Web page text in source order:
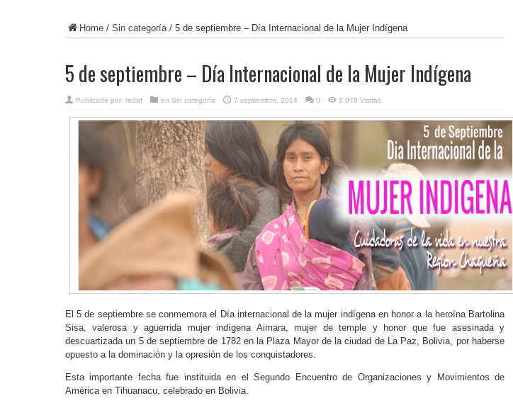
Home / Sin categoría/ 5 de septiembre – Día Internacional de la Mujer Indígena
5 de septiembre – Día Internacional de la Mujer Indígena
Publicado por: redaf en Sin categoría 7 septiembre, 2014 0 5,970 Visitas
El 5 de septiembre se conmemora el Día internacional de la mujer indígena en honor a la heroína Bartolina
Sisa, valerosa y aguerrida mujer indígena Aimara, mujer de temple y honor que fue asesinada y
descuartizada un 5 de septiembre de 1782 en la Plaza Mayor de la ciudad de La Paz, Bolivia, por haberse
opuesto a la dominación y la opresión de los conquistadores.
Esta importante fecha fue instituida en el Segundo Encuentro de Organizaciones y Movimientos de
América en Tihuanacu, celebrado en Bolivia.